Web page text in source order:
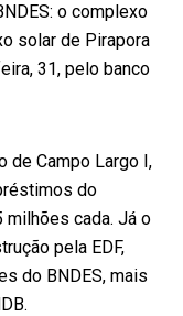
o complexo
solar de Pirapora
31, pelo banco
de Campo Largo I,
do
milhões cada. Já o
pela EDF,
do BNDES, mais